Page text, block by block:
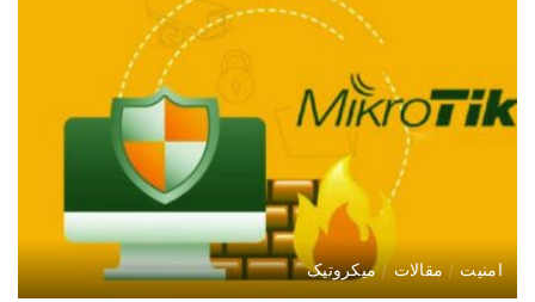
امنیت مقالات میکروتیک